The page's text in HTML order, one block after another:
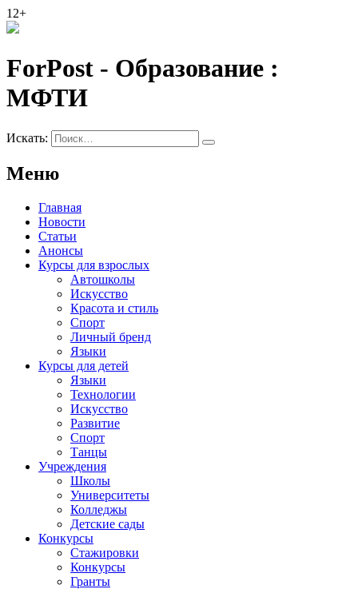
12+
ForPost - Образование :
МФТИ
Искать:
Меню
Главная
Новости
Статьи
Анонсы
Курсы для взрослых
Автошколы
Искусство
Красота и стиль
Спорт
Личный бренд
Языки
Курсы для детей
Языки
Технологии
Искусство
Развитие
Спорт
Танцы
Учреждения
Школы
Университеты
Колледжы
Детские сады
Конкурсы
Стажировки
Конкурсы
Гранты